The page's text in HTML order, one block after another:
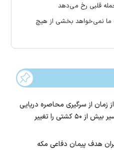
قلبی رخ می‌دهد
ما نمی‌خواهد بخشی از هیچ
زمان از سرگیری محاصره دریایی
ایران، مسیر بیش از ۵۰ کشتی را تغییر
هدف پیمان دفاعی مکه